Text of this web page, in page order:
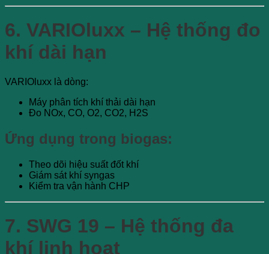
6. VARIOluxx – Hệ thống đo
khí dài hạn
VARIOluxx là dòng:
Máy phân tích khí thải dài hạn
Đo NOx, CO, O2, CO2, H2S
Ứng dụng trong biogas:
Theo dõi hiệu suất đốt khí
Giám sát khí syngas
Kiểm tra vận hành CHP
7. SWG 19 – Hệ thống đa
khí linh hoạt